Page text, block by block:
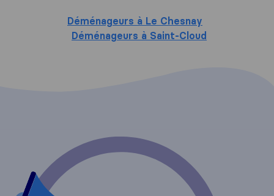
Déménageurs à Le Chesnay
Déménageurs à Saint-Cloud